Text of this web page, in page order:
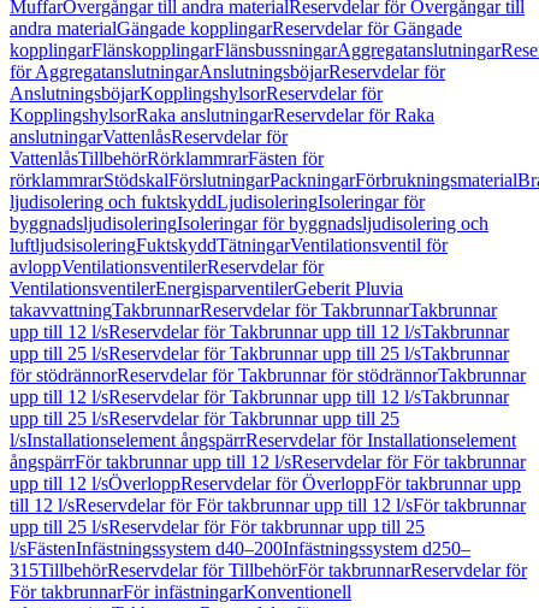
MuffarÖvergångar till andra materialReservdelar för Övergångar till
andra materialGängade kopplingarReservdelar för Gängade
kopplingarFlänskopplingarFlänsbussningarAggregatanslutningar
för AggregatanslutningarAnslutningsböjarReservdelar för
AnslutningsböjarKopplingshylsorReservdelar för
KopplingshylsorRaka anslutningarReservdelar för Raka
anslutningarVattenlåsReservdelar för
VattenlåsTillbehörRörklammrarFästen för
rörklammrarStödskalFörslutningarPackningarFörbrukningsmaterial
ljudisolering och fuktskyddLjudisoleringIsoleringar för
byggnadsljudisoleringIsoleringar för byggnadsljudisolering och
luftljudsisoleringFuktskyddTätningarVentilationsventil för
avloppVentilationsventilerReservdelar för
VentilationsventilerEnergisparventilerGeberit Pluvia
takavvattningTakbrunnarReservdelar för TakbrunnarTakbrunnar
upp till 12 l/sReservdelar för Takbrunnar upp till 12 l/sTakbrunnar
upp till 25 l/sReservdelar för Takbrunnar upp till 25 l/sTakbrunnar
för stödrännorReservdelar för Takbrunnar för stödrännorTakbrunnar
upp till 12 l/sReservdelar för Takbrunnar upp till 12 l/sTakbrunnar
upp till 25 l/sReservdelar för Takbrunnar upp till 25
l/sInstallationselement ångspärrReservdelar för Installationselement
ångspärrFör takbrunnar upp till 12 l/sReservdelar för För takbrunnar
upp till 12 l/sÖverloppReservdelar för ÖverloppFör takbrunnar upp
till 12 l/sReservdelar för För takbrunnar upp till 12 l/sFör takbrunnar
upp till 25 l/sReservdelar för För takbrunnar upp till 25
l/sFästenInfästningssystem d40–200Infästningssystem d250–
315TillbehörReservdelar för TillbehörFör takbrunnarReservdelar för
För takbrunnarFör infästningarKonventionell